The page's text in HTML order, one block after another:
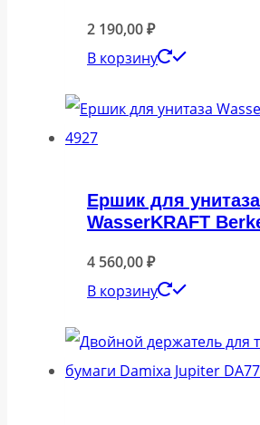
2 190,00₽
В корзину
Ершик для унитаза
WasserKRAFT
4 560,00₽
В корзину